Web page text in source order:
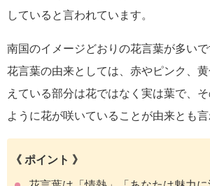
していると言われています。
南国のイメージどおりの花言葉が多い
花言葉の由来としては、赤やピンク、
えている部分は花ではなく実は葉で、
ように花が咲いていることが由来とも言
《 ポイント 》